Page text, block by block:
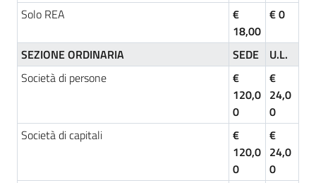
Seguici
Solo REA
€
18,00
€ 0
SEZIONE ORDINARIA SEDE
U.L.
Società di persone
€
120,0
0
€
24,0
0
Società di capitali
€
120,0
0
€
24,0
0